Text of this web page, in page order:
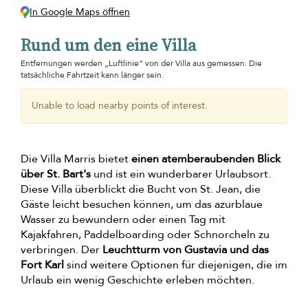
In Google Maps öffnen
Rund um den eine Villa
Entfernungen werden „Luftlinie“ von der Villa aus gemessen. Die
tatsächliche Fahrtzeit kann länger sein.
Unable to load nearby points of interest.
Die Villa Marris bieteteinen atemberaubenden Blick
über St. Bart's und ist ein wunderbarer Urlaubsort.
Diese Villa überblickt die Bucht von St. Jean, die
Gäste leicht besuchen können, um das azurblaue
Wasser zu bewundern oder einen Tag mit
Kajakfahren, Paddelboarding oder Schnorcheln zu
verbringen. Der Leuchtturm von Gustavia und das
Fort Karlsind weitere Optionen für diejenigen, die im
Urlaub ein wenig Geschichte erleben möchten.